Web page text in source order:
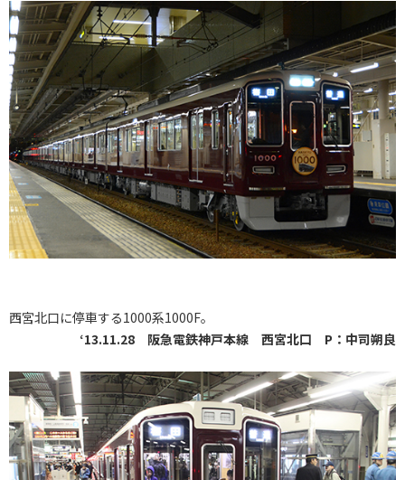
西宮北口に停車する1000系1000F。
‘13.11.28 阪急電鉄神戸本線 西宮北口 P：中司朔良